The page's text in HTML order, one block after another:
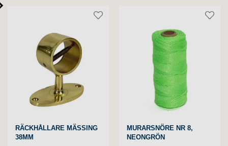
RÄCKHÅLLARE MÄSSING
38MM
MURARSNÖRE NR 8,
NEONGRÖN